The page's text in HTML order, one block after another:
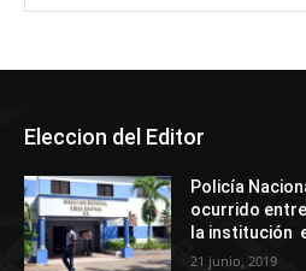
Eleccion del Editor
Policía
ocurrido
la institución
21 junio, 2019